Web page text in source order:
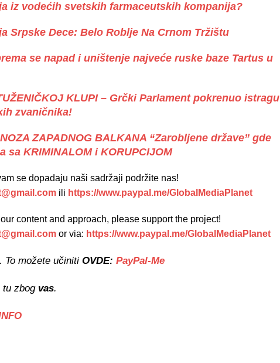
iz vodećih svetskih farmaceutskih kompanija?
Srpske Dece: Belo Roblje Na Crnom Tržištu
se napad i uništenje najveće ruske baze Tartus u
KLUPI – Grčki Parlament pokrenuo istragu
zvaničnika!
ZAPADNOG BALKANA “Zarobljene države” gde
sa KRIMINALOM i KORUPCIJOM
se dopadaju naši sadržaji podržite nas!
ili https://www.paypal.me/GlobalMediaPlanet
content and approach, please support the project!
or via: https://www.paypal.me/GlobalMediaPlanet
To možete učiniti OVDE: PayPal-Me
tu zbog vas.